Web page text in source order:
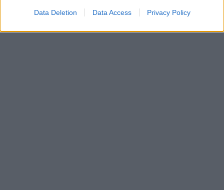
Data Deletion Data Access Privacy Policy